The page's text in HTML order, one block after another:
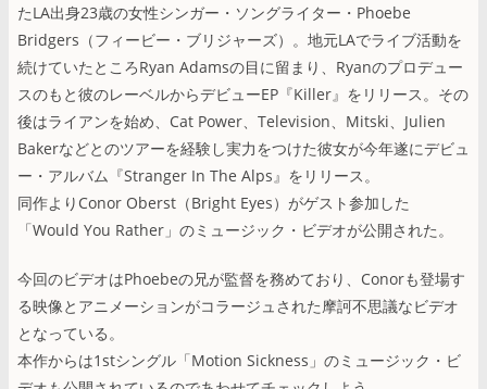
たLA出身23歳の女性シンガー・ソングライター・Phoebe
Bridgers（フィービー・ブリジャーズ）。地元LAでライブ活動を
続けていたところRyan Adamsの目に留まり、Ryanのプロデュー
スのもと彼のレーベルからデビューEP『Killer』をリリース。その
後はライアンを始め、Cat Power、Television、Mitski、Julien
Bakerなどとのツアーを経験し実力をつけた彼女が今年遂にデビュ
ー・アルバム『Stranger In The Alps』をリリース。
同作よりConor Oberst（Bright Eyes）がゲスト参加した
「Would You Rather」のミュージック・ビデオが公開された。
今回のビデオはPhoebeの兄が監督を務めており、Conorも登場す
る映像とアニメーションがコラージュされた摩訶不思議なビデオ
となっている。
本作からは1stシングル「Motion Sickness」のミュージック・ビ